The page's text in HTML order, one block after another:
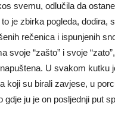
svemu, odlučila da
je zbirka pogleda, dodira,
rečenica i ispunjenih
svoje “zašto” i svoje
U svakom kutku
koji su birali zavjese, u
gdje ju je on posljednji put